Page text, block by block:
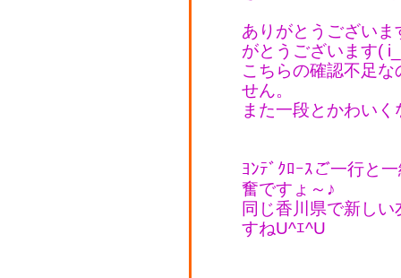
ありがとうござい
がとうございます(
こちらの確認不足
せん。
また一段とかわいく
ﾖﾝﾃﾞｸﾛｰｽご一行と
奮ですょ～♪
同じ香川県で新し
すねU^ｴ^U